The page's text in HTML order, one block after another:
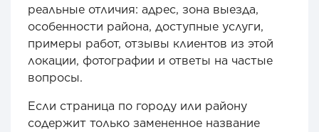
реальные отличия: адрес, зона выезда,
особенности района, доступные услуги,
примеры работ, отзывы клиентов из этой
локации, фотографии и ответы на частые
вопросы.
Если страница по городу или району
содержит только замененное название